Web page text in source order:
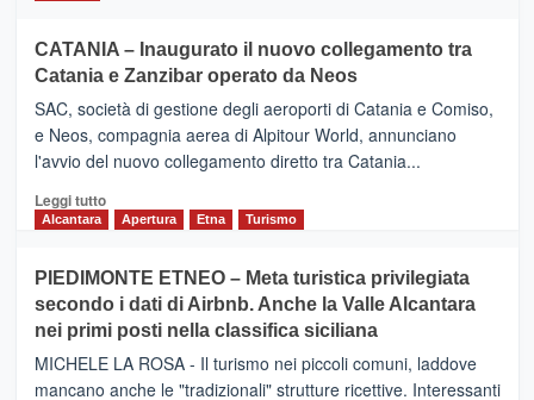
CATANIA – Inaugurato il nuovo collegamento tra
Catania e Zanzibar operato da Neos
SAC, società di gestione degli aeroporti di Catania e Comiso,
e Neos, compagnia aerea di Alpitour World, annunciano
l'avvio del nuovo collegamento diretto tra Catania...
Leggi tuttoLeggi
CATANIA
–
Inaugurato
il
nuovo
Alcantara Apertura Etna Turismo
PIEDIMONTE ETNEO – Meta turistica privilegiata
secondo i dati di Airbnb. Anche la Valle Alcantara
nei primi posti nella classifica siciliana
MICHELE LA ROSA - Il turismo nei piccoli comuni, laddove
mancano anche le "tradizionali" strutture ricettive. Interessanti